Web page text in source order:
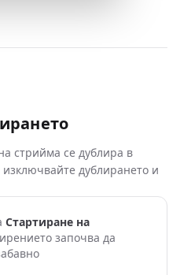
стрийма се дублира в
дублирането и
Стартиране на
започва да